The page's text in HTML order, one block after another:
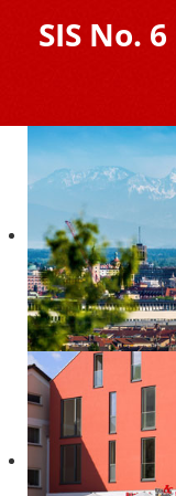
SIS No. 6